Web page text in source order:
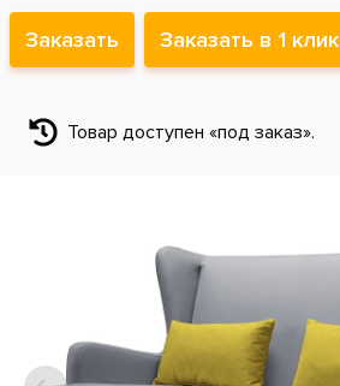
Заказать Заказать в 1 клик
Товар доступен «под заказ».